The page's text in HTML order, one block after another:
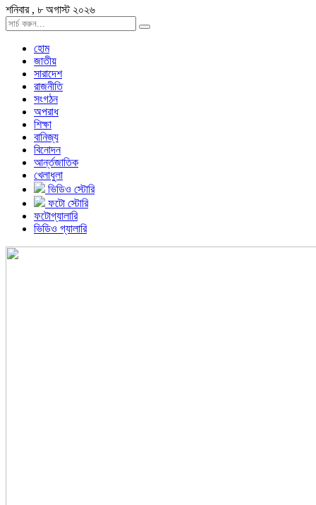
শনিবার , ৮ অগাস্ট ২০২৬
হোম
জাতীয়
সারাদেশ
রাজনীতি
সংগঠন
অপরাধ
শিক্ষা
বানিজ্য
বিনোদন
আর্ন্তজাতিক
খেলাধুলা
ভিডিও স্টোরি
ফটো স্টোরি
ফটোগ্যালারি
ভিডিও গ্যালারি